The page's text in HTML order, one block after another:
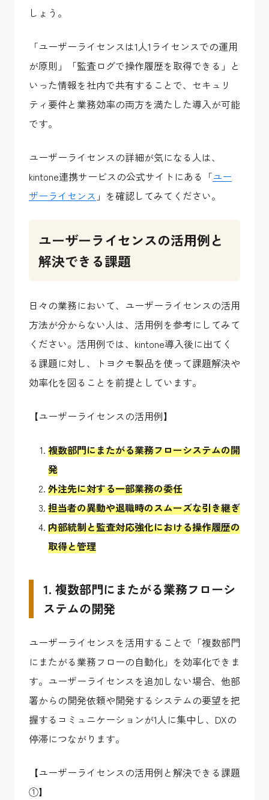
しょう。
「ユーザーライセンスは1人1ライセンスでの運用
が原則」「監査ログで操作履歴を取得できる」と
いった情報を社内で共有することで、セキュリ
ティ要件と業務効率の両方を満たした導入が可能
です。
ユーザーライセンスの詳細が気になる人は、
kintone連携サービスの公式サイトにある「ユー
ザーライセンス 」を確認してみてください。
ユーザーライセンスの活用例と
解決できる課題
日々の業務において、ユーザーライセンスの活用
方法が分からない人は、活用例を参考にしてみて
ください。活用例では、kintone導入後に出てく
る課題に対し、トヨクモ製品を使って課題解決や
効率化を図ることを前提としています。
【ユーザーライセンスの活用例】
複数部門にまたがる業務フローシステムの開
発
外注先に対する一部業務の委任
担当者の異動や退職時のスムーズな引き継ぎ
内部統制と監査対応強化における操作履歴の
取得と管理
1. 複数部門にまたがる業務フローシ
ステムの開発
ユーザーライセンスを活用することで「複数部門
にまたがる業務フローの自動化」を効率化できま
す。ユーザーライセンスを追加しない場合、他部
署からの開発依頼や開発するシステムの要望を把
握するコミュニケーションが1人に集中し、DXの
停滞につながります。
【ユーザーライセンスの活用例と解決できる課題
①】